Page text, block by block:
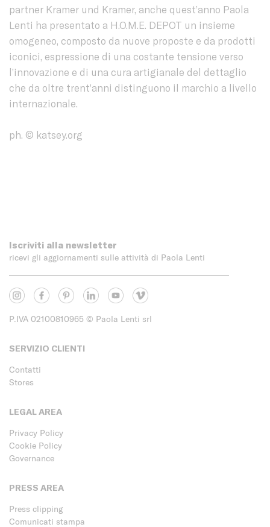
partner Kramer und Kramer, anche quest’anno Paola
Lenti ha presentato a H.O.M.E. DEPOT un insieme
omogeneo, composto da nuove proposte e da prodotti
iconici, espressione di una costante tensione verso
l’innovazione e di una cura artigianale del dettaglio
che da oltre trent’anni distinguono il marchio a livello
internazionale.
ph. © katsey.org
Iscriviti alla newsletter
ricevi gli aggiornamenti sulle attività di Paola Lenti
P.IVA 02100810965 © Paola Lenti srl
SERVIZIO CLIENTI
Contatti
Stores
LEGAL AREA
Privacy Policy
Cookie Policy
Governance
PRESS AREA
Press clipping
Comunicati stampa